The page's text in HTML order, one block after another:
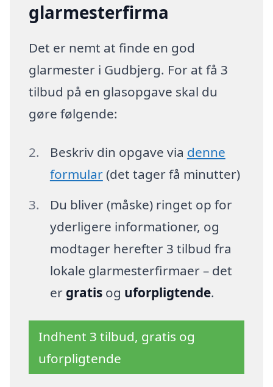
glarmesterfirma
Det er nemt at finde en god
glarmester i Gudbjerg. For at få 3
tilbud på en glasopgave skal du
gøre følgende:
Beskriv din opgave via denne
formular(det tager få minutter)
Du bliver (måske) ringet op for
yderligere informationer, og
modtager herefter 3 tilbud fra
lokale glarmesterfirmaer – det
er gratisog uforpligtende.
Indhent 3 tilbud, gratis og
uforpligtende